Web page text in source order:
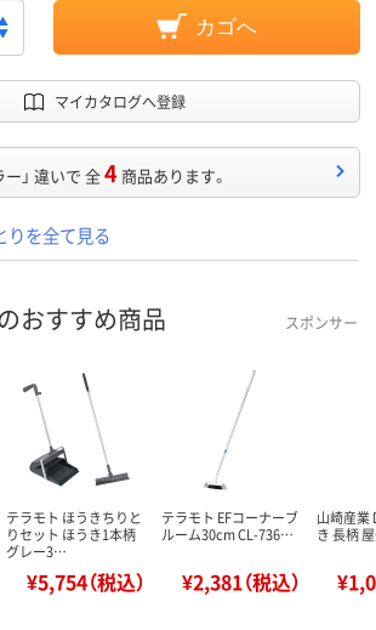
カゴへ
マイカタログへ登録
ー」 違いで 全4 商品あります。
りを全て見る
おすすめ商品 スポンサー
テラモト ほうきちりと
りセット ほうき1本柄
グレー3…
¥5,754（税込）
テラモト EFコーナーブ
ルーム30cm CL-736…
¥2,381（税込）
山崎産業
き 長柄